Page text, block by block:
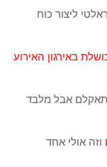
ליצור כוח
באירגון האירוע
אבל מלבד
וזה אולי אחד